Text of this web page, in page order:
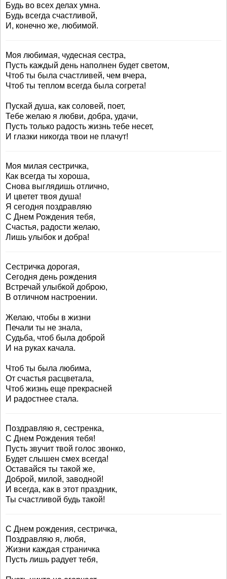
Будь во всех делах умна.
Будь всегда счастливой,
И, конечно же, любимой.
Моя любимая, чудесная сестра,
Пусть каждый день наполнен будет светом,
Чтоб ты была счастливей, чем вчера,
Чтоб ты теплом всегда была согрета!
Пускай душа, как соловей, поет,
Тебе желаю я любви, добра, удачи,
Пусть только радость жизнь тебе несет,
И глазки никогда твои не плачут!
Моя милая сестричка,
Как всегда ты хороша,
Снова выглядишь отлично,
И цветет твоя душа!
Я сегодня поздравляю
С Днем Рождения тебя,
Счастья, радости желаю,
Лишь улыбок и добра!
Сестричка дорогая,
Сегодня день рождения
Встречай улыбкой доброю,
В отличном настроении.
Желаю, чтобы в жизни
Печали ты не знала,
Судьба, чтоб была доброй
И на руках качала.
Чтоб ты была любима,
От счастья расцветала,
Чтоб жизнь еще прекрасней
И радостнее стала.
Поздравляю я, сестренка,
С Днем Рождения тебя!
Пусть звучит твой голос звонко,
Будет слышен смех всегда!
Оставайся ты такой же,
Доброй, милой, заводной!
И всегда, как в этот праздник,
Ты счастливой будь такой!
С Днем рождения, сестричка,
Поздравляю я, любя,
Жизни каждая страничка
Пусть лишь радует тебя,